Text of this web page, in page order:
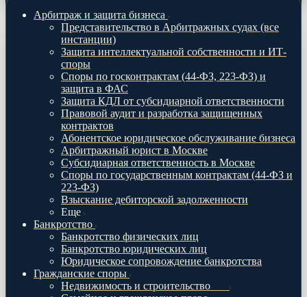
Арбитраж и защита бизнеса
Представительство в Арбитражных судах (все
инстанции)
Защита интеллектуальной собственности и ИТ-
споры
Споры по госконтрактам (44-ФЗ, 223-ФЗ) и
защита в ФАС
Защита КДЛ от субсидиарной ответственности
Правовой аудит и разработка защищенных
контрактов
Абонентское юридическое обслуживание бизнеса
Арбитражный юрист в Москве
Субсидиарная ответственность в Москве
Споры по государственным контрактам (44-ФЗ и
223-ФЗ)
Взыскание дебиторской задолженности
Еще
Банкротство
Банкротство физических лиц
Банкротство юридических лиц
Юридическое сопровождение банкротства
Гражданские споры
Недвижимость и строительство